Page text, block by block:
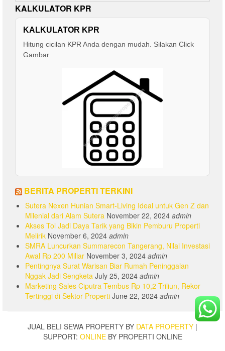
KALKULATOR KPR
KALKULATOR KPR
Hitung cicilan KPR Anda dengan mudah. Silakan Click
Gambar
BERITA PROPERTI TERKINI
Sutera Nexen Hunian Smart-Living Ideal untuk Gen Z dan
Milenial dari Alam Sutera November 22, 2024 admin
Akses Tol Jadi Daya Tarik yang Bikin Pemburu Properti
Melirik November 6, 2024 admin
SMRA Luncurkan Summarecon Tangerang, Nilai Investasi
Awal Rp 200 Miliar November 3, 2024 admin
Pentingnya Surat Warisan Biar Rumah Peninggalan
Nggak Jadi Sengketa July 25, 2024 admin
Marketing Sales Ciputra Tembus Rp 10,2 Triliun, Rekor
Tertinggi di Sektor Properti June 22, 2024 admin
JUAL BELI SEWA PROPERTY BY DATA PROPERTY |
SUPPORT: ONLINEBY PROPERTI ONLINE